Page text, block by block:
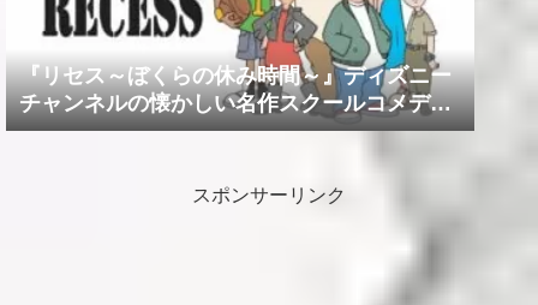
『リセス～ぼくらの休み時間～』ディズニー
チャンネルの懐かしい名作スクールコメデ
ィ！！
スポンサーリンク